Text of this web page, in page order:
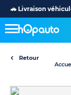
🚗 Livraison
Retour